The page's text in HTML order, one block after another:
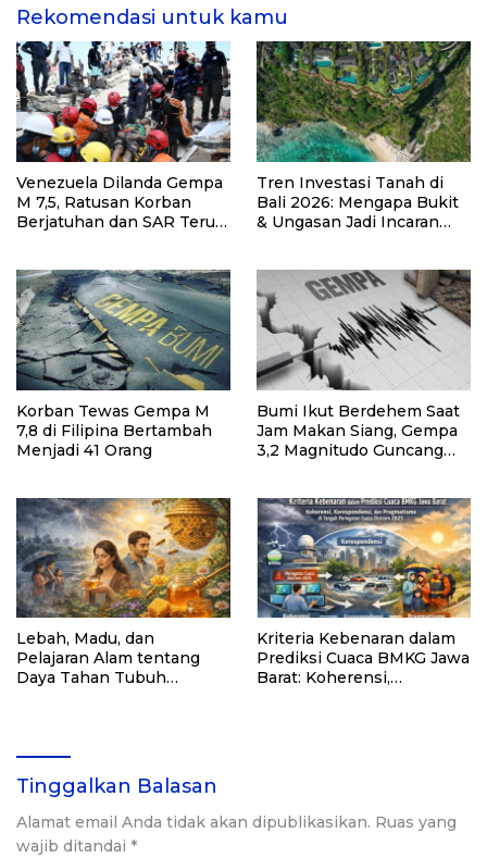
Rekomendasi untuk kamu
Venezuela Dilanda Gempa
M 7,5, Ratusan Korban
Berjatuhan dan SAR Terus
Tren Investasi Tanah di
Bali 2026: Mengapa Bukit
& Ungasan Jadi Incaran
Korban Tewas Gempa M
7,8 di Filipina Bertambah
Menjadi 41 Orang
Bumi Ikut Berdehem Saat
Jam Makan Siang, Gempa
3,2 Magnitudo Guncang
Lebah, Madu, dan
Pelajaran Alam tentang
Daya Tahan Tubuh
Kriteria Kebenaran dalam
Prediksi Cuaca BMKG Jawa
Barat: Koherensi,
Tinggalkan Balasan
Alamat email Anda tidak akan dipublikasikan. Ruas yang
wajib ditandai *